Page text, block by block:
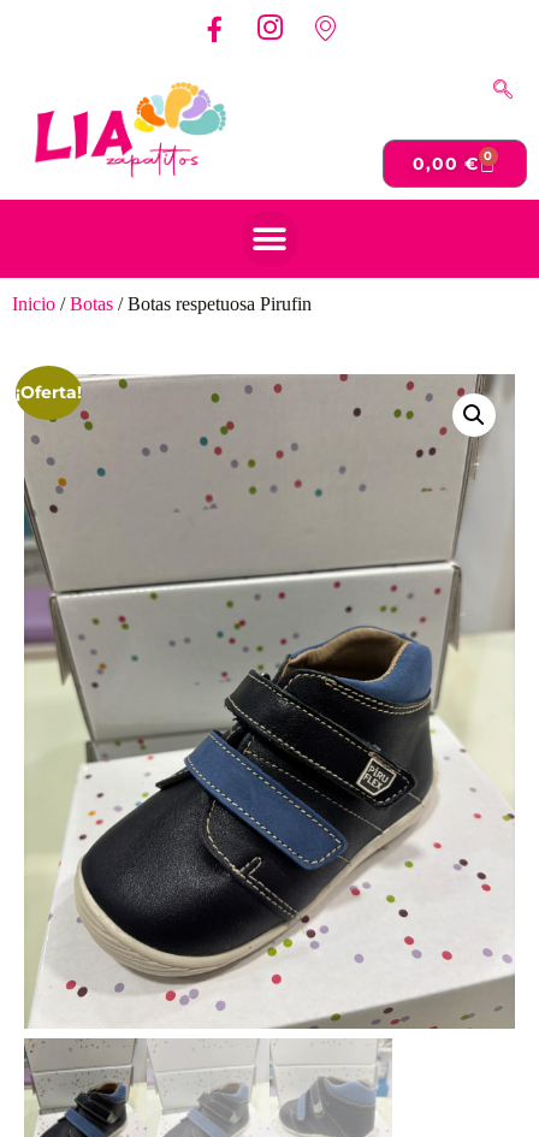
0,00€ 0
Inicio /Botas / Botas respetuosa Pirufin
¡Oferta!